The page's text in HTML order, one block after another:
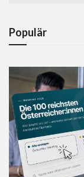
Populär